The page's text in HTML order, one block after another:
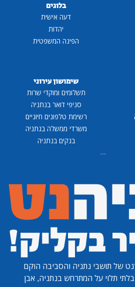
בלוגים
דעה אישית
יהדות
הפינה המשפטית
שימושון עירוני
תשלומים ומוקדי שרות
סניפי דואר בנתניה
רשימת טלפונים חיוניים
משרדי ממשלה בנתניה
בנקים בנתניה
...
של תושבי נתניה והסביבה הוקם
תלוי על המתרחש בנתניה, אבן